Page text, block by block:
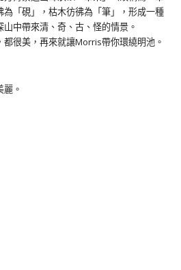
「硯」，枯木彷彿為「筆」，形成一種
中帶來清、奇、古、怪的情景。
很美，再來就讓Morris帶你環繞明池。
。